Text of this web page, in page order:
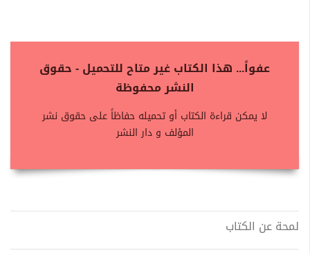
عفواً... هذا الكتاب غير متاح للتحميل - حقوق
النشر محفوظة
لا يمكن قراءة الكتاب أو تحميله حفاظاً على حقوق نشر
المؤلف و دار النشر
لمحة عن الكتاب